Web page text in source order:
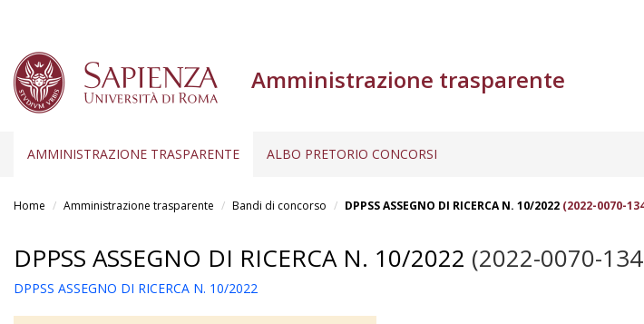
Amministrazione trasparente
AMMINISTRAZIONE TRASPARENTE ALBO PRETORIO CONCORSI
Home Amministrazione trasparente Bandi di concorso DPPSS ASSEGNO DI RICERCA N. 10/2022 (2022-0070-
DPPSS ASSEGNO DI RICERCA N. 10/2022 (2022-0070-
DPPSS ASSEGNO DI RICERCA N. 10/2022